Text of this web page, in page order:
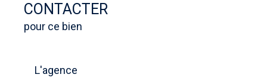
CONTACTER
pour ce bien
L'agence